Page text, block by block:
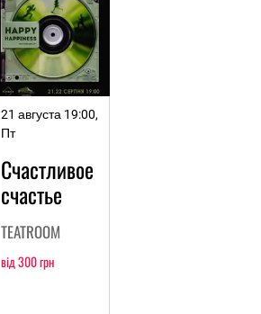
21 августа 19:00,
Пт
Счастливое
счастье
TEATROOM
від 300 грн